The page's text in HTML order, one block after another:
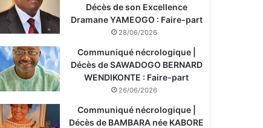
Décès de son Excellence
Dramane YAMEOGO : Faire-part
28/06/2026
Communiqué nécrologique |
Décès de SAWADOGO BERNARD
WENDIKONTE : Faire-part
26/06/2026
Communiqué nécrologique |
Décès de BAMBARA née KABORE